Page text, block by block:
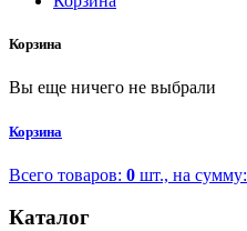
Корзина
Вы еще ничего не выбрали
Корзина
Всего товаров: 0 шт., на сумму:
Каталог